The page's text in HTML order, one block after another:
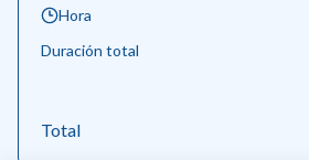
Hora
Duración total
Total